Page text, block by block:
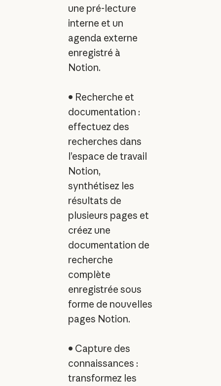
une pré-lecture
interne et un
agenda externe
enregistré à
Notion.
• Recherche et
documentation :
effectuez des
recherches dans
l’espace de travail
Notion,
synthétisez les
résultats de
plusieurs pages et
créez une
documentation de
recherche
complète
enregistrée sous
forme de nouvelles
pages Notion.
• Capture des
connaissances :
transformez les